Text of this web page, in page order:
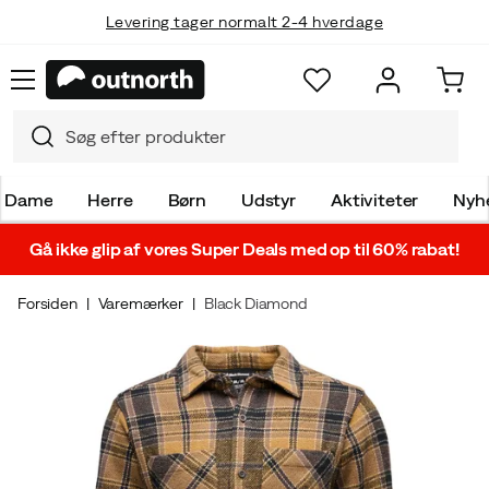
Levering tager normalt 2-4 hverdage
Dame Herre Børn Udstyr Aktiviteter
Gå ikke glip af vores Super Deals med op til 60% rabat!
Forsiden Varemærker Black Diamond